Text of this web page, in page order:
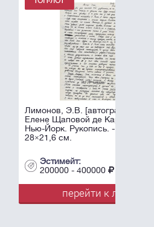
[автограф]. Письмо к
де Карли. 1980.
- [2] с.;
400000